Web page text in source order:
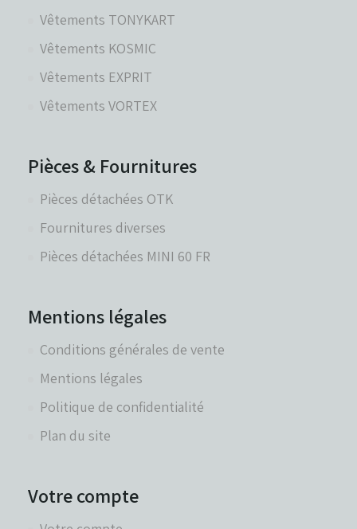
Vêtements TONYKART
Vêtements KOSMIC
Vêtements EXPRIT
Vêtements VORTEX
Pièces & Fournitures
Pièces détachées OTK
Fournitures diverses
Pièces détachées MINI 60 FR
Mentions légales
Conditions générales de vente
Mentions légales
Politique de confidentialité
Plan du site
Votre compte